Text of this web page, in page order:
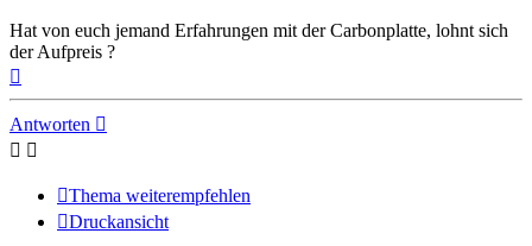
Hat von euch jemand Erfahrungen mit der Carbonplatte, lohnt sich
der Aufpreis ?
Antworten
Thema weiterempfehlen
Druckansicht